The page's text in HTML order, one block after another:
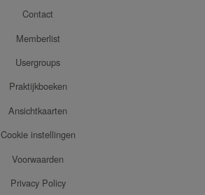
Contact
Memberlist
Usergroups
Praktijkboeken
Ansichtkaarten
Cookie instellingen
Voorwaarden
Privacy Policy